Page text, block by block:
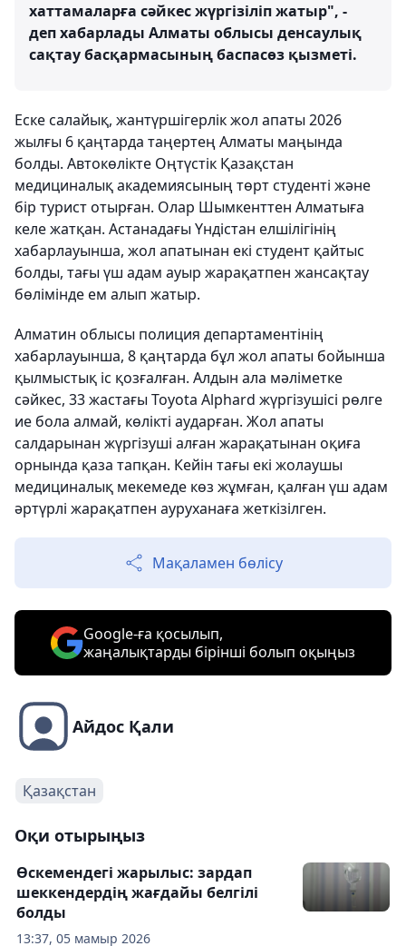
хаттамаларға сәйкес жүргізіліп жатыр", -
деп хабарлады Алматы облысы денсаулық
сақтау басқармасының баспасөз қызметі.
Еске салайық, жантүршігерлік жол апаты 2026
жылғы 6 қаңтарда таңертең Алматы маңында
болды. Автокөлікте Оңтүстік Қазақстан
медициналық академиясының төрт студенті және
бір турист отырған. Олар Шымкенттен Алматыға
келе жатқан. Астанадағы Үндістан елшілігінің
хабарлауынша, жол апатынан екі студент қайтыс
болды, тағы үш адам ауыр жарақатпен жансақтау
бөлімінде ем алып жатыр.
Алматин облысы полиция департаментінің
хабарлауынша, 8 қаңтарда бұл жол апаты бойынша
қылмыстық іс қозғалған. Алдын ала мәліметке
сәйкес, 33 жастағы Toyota Alphard жүргізушісі рөлге
ие бола алмай, көлікті аударған. Жол апаты
салдарынан жүргізуші алған жарақатынан оқиға
орнында қаза тапқан. Кейін тағы екі жолаушы
медициналық мекемеде көз жұмған, қалған үш адам
әртүрлі жарақатпен ауруханаға жеткізілген.
Мақаламен бөлісу
Google-ға қосылып,
жаңалықтарды бірінші болып оқыңыз
Айдос Қали
Қазақстан
Оқи отырыңыз
13:37, 05 мамыр 2026
Өскемендегі жарылыс: зардап
шеккендердің жағдайы белгілі
болды